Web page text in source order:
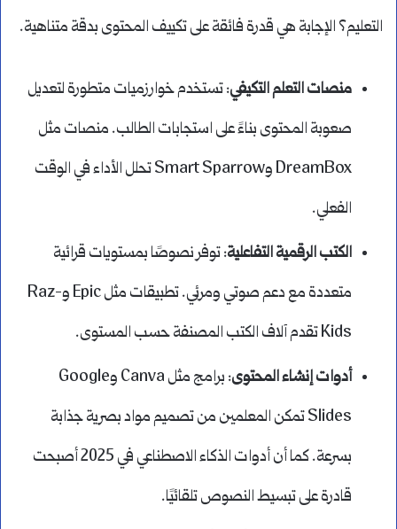
التعليم؟ الإجابة هي قدرة فائقة على تكييف المحتوى بدقة متناهية.
منصات التعلم التكيفي: تستخدم خوارزميات متطورة لتعديل
صعوبة المحتوى بناءً على استجابات الطالب. منصات مثل
DreamBox وSmart Sparrow تحلل الأداء في الوقت
الفعلي.
الكتب الرقمية التفاعلية: توفر نصوصًا بمستويات قرائية
متعددة مع دعم صوتي ومرئي. تطبيقات مثل Epic وRaz-
Kids تقدم آلاف الكتب المصنفة حسب المستوى.
أدوات إنشاء المحتوى
: برامج مثل Canva وGoogle
Slides تمكن المعلمين من تصميم مواد بصرية جذابة
بسرعة. كما أن أدوات الذكاء الاصطناعي في 2025 أصبحت
قادرة على تبسيط النصوص تلقائيًا.